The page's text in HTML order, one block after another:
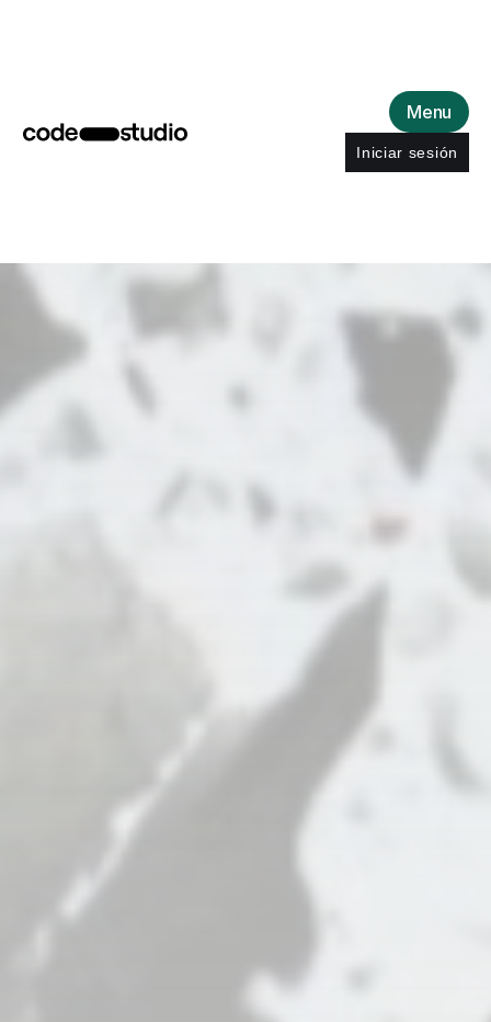
Iniciar sesión
Menu